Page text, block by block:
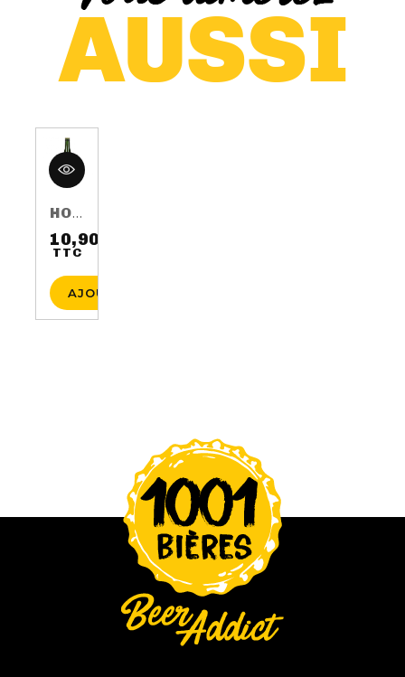
HOP HARVEST 2016 75CL 5.5%
10,90 €
TTCPrix
AJOUTER AU PANIER